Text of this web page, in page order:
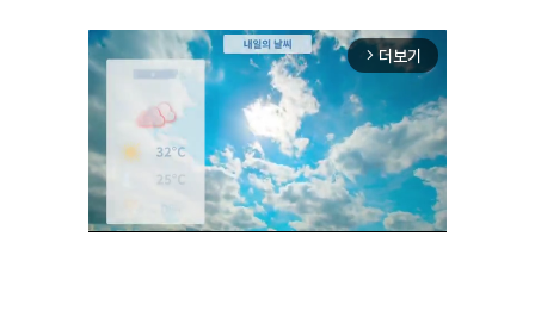
arrow_forward_ios 더보기